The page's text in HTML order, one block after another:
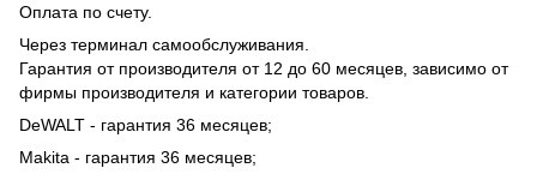
Оплата по счету.
Через терминал самообслуживания.
Гарантия от производителя от 12 до 60 месяцев, зависимо от
фирмы производителя и категории товаров.
DeWALT - гарантия 36 месяцев;
Makita - гарантия 36 месяцев;